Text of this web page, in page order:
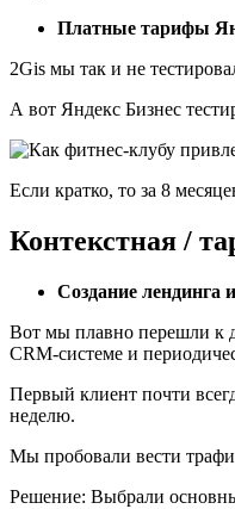
Платные тарифы
2Gis мы так и не
А вот Яндекс Бизнес
Если кратко, то за 8
Контекстная /
Создание лендинга
Вот мы плавно перешли к
CRM-системе и
Первый клиент почти
неделю.
Мы пробовали вести
Решение: Выбрали